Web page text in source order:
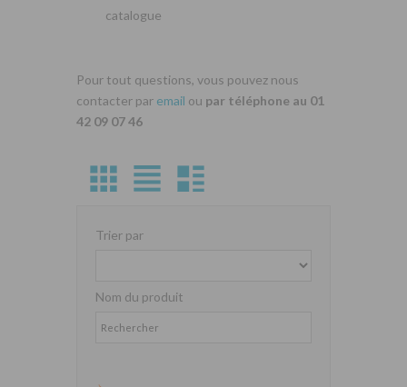
catalogue
Pour tout questions, vous pouvez nous
contacter par email ou par téléphone au 01
42 09 07 46
Trier par
Nom du produit